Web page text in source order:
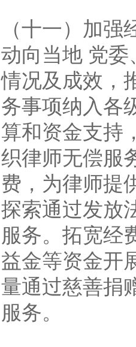
（十一）加
动向当地 党委
情况及成效，
务事项纳入各
算和资金支持
织律师无偿服
费，为律师提
探索通过发放
服务。拓宽经
益金等资金开
量通过慈善捐
服务。